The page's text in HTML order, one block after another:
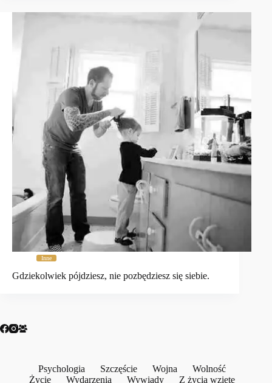
Inne
Gdziekolwiek pójdziesz, nie pozbędziesz się siebie.
Psychologia Szczęście Wojna
Wolność
Życie
Wydarzenia Wywiady Z życia wzięte